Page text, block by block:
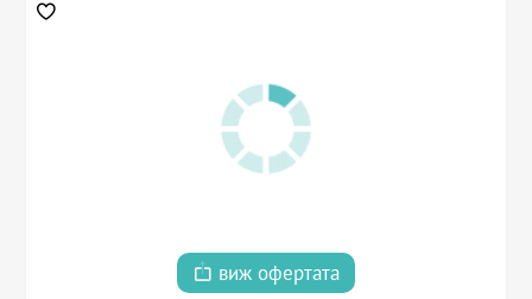
виж офертата